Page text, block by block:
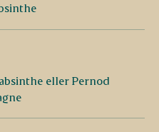
eller Pernod